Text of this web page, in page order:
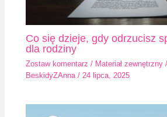
Co się dzieje, gdy odrzucisz
dla rodziny
Zostaw komentarz / Materiał zewnętrzny
BeskidyZAnna/ 24 lipca, 2025